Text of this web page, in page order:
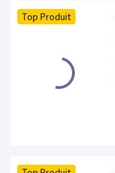
Top Produit